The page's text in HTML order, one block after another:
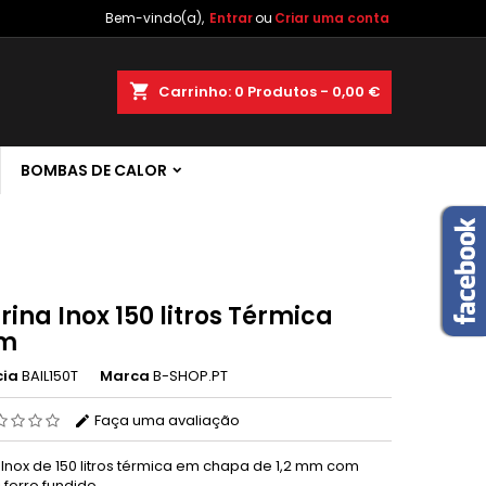
Bem-vindo(a), Entrarou Criar uma conta
shopping_cart Carrinho: 0 Produtos - 0,00 €
BOMBAS DE CALOR
Inox 150 litros Térmica
BAIL150T Marca B-SHOP.PT
Faça uma avaliação
de 150 litros térmica em chapa de 1,2 mm com